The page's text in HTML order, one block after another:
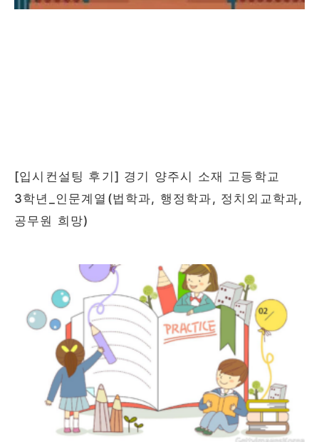
[입시컨설팅 후기] 경기 양주시 소재 고등학교
3학년_인문계열(법학과, 행정학과, 정치외교학과,
공무원 희망)